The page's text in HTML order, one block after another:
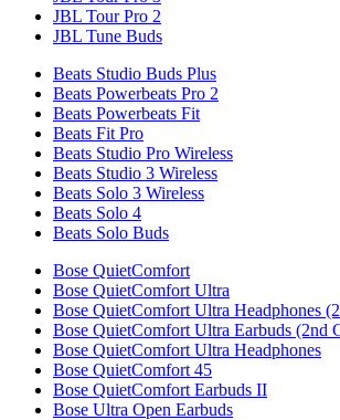
JBL Tour Pro 2
JBL Tune Buds
Beats Studio Buds Plus
Beats Powerbeats Pro 2
Beats Powerbeats Fit
Beats Fit Pro
Beats Studio Pro Wireless
Beats Studio 3 Wireless
Beats Solo 3 Wireless
Beats Solo 4
Beats Solo Buds
Bose QuietComfort
Bose QuietComfort Ultra
Bose QuietComfort Ultra Headphones
Bose QuietComfort Ultra Earbuds (2nd
Bose QuietComfort Ultra Headphones
Bose QuietComfort 45
Bose QuietComfort Earbuds II
Bose Ultra Open Earbuds